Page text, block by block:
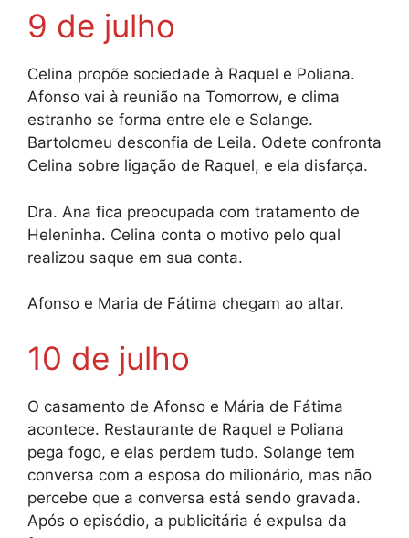
9 de julho
Celina propõe sociedade à Raquel e Poliana.
Afonso vai à reunião na Tomorrow, e clima
estranho se forma entre ele e Solange.
Bartolomeu desconfia de Leila. Odete confronta
Celina sobre ligação de Raquel, e ela disfarça.
Dra. Ana fica preocupada com tratamento de
Heleninha. Celina conta o motivo pelo qual
realizou saque em sua conta.
Afonso e Maria de Fátima chegam ao altar.
10 de julho
O casamento de Afonso e Mária de Fátima
acontece. Restaurante de Raquel e Poliana
pega fogo, e elas perdem tudo. Solange tem
conversa com a esposa do milionário, mas não
percebe que a conversa está sendo gravada.
Após o episódio, a publicitária é expulsa da